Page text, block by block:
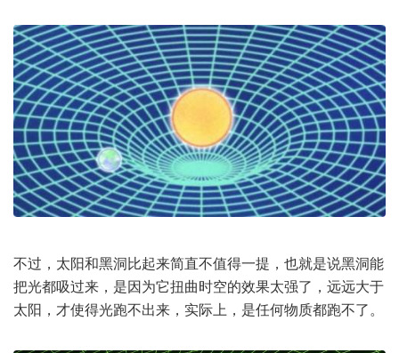
不过，太阳和黑洞比起来简直不值得一提，也就是说黑洞能
把光都吸过来，是因为它扭曲时空的效果太强了，远远大于
太阳，才使得光跑不出来，实际上，是任何物质都跑不了。